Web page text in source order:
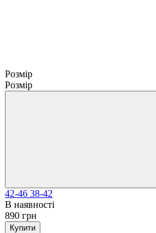
Розмір
Розмір
42-46 38-42
В наявності
890 грн
Купити